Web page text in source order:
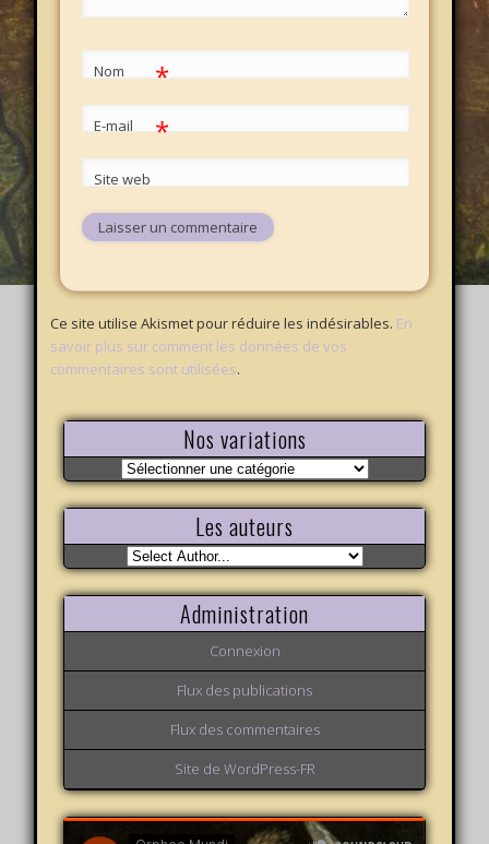
Nom *
E-mail *
Site web
Ce site utilise Akismet pour réduire les indésirables. En
savoir plus sur comment les données de vos
commentaires sont utilisées.
Nos variations
Nos
variations
Les auteurs
Administration
Connexion
Flux des publications
Flux des commentaires
Site de WordPress-FR